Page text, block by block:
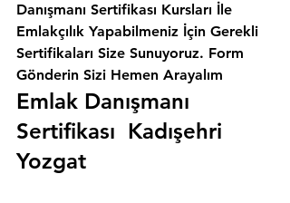
Danışmanı Sertifikası Kursları İle
Emlakçılık Yapabilmeniz İçin Gerekli
Sertifikaları Size Sunuyoruz. Form
Gönderin Sizi Hemen Arayalım
Emlak Danışmanı
Sertifikası  Kadışehri
Yozgat